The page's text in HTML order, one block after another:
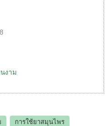
งาม
การใช้ยาสมุนไพร